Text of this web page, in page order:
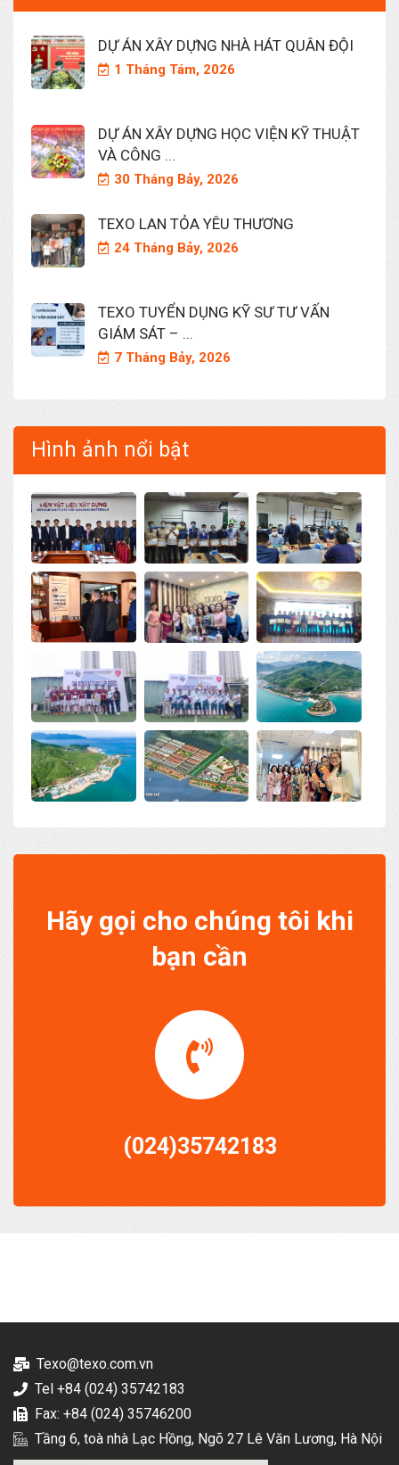
DỰ ÁN XÂY DỰNG NHÀ HÁT QUÂN ĐỘI
1 Tháng Tám, 2026
DỰ ÁN XÂY DỰNG HỌC VIỆN KỸ THUẬT
VÀ CÔNG ...
30 Tháng Bảy, 2026
TEXO LAN TỎA YÊU THƯƠNG
24 Tháng Bảy, 2026
TEXO TUYỂN DỤNG KỸ SƯ TƯ VẤN
GIÁM SÁT – ...
7 Tháng Bảy, 2026
Hình ảnh nổi bật
Hãy gọi cho chúng tôi khi
bạn cần
(024)35742183
Texo@texo.com.vn
Tel +84 (024) 35742183
Fax: +84 (024) 35746200
Tầng 6, toà nhà Lạc Hồng, Ngõ 27 Lê Văn Lương, Hà Nội